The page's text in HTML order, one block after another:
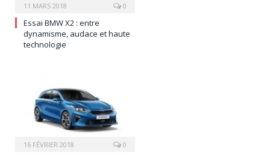
11 MARS 2018 0
Essai BMW X2 : entre
dynamisme, audace et haute
technologie
16 FÉVRIER 2018 0